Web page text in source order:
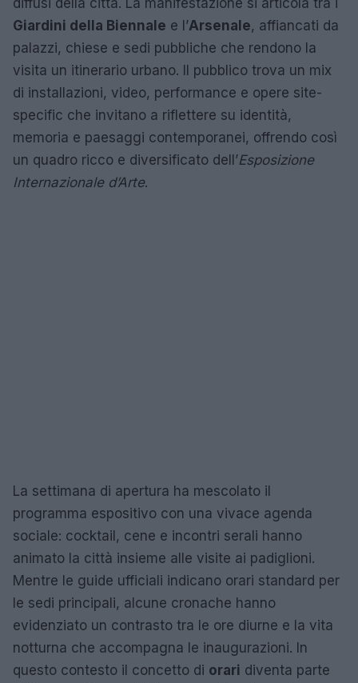
Giardini della Biennale e l’Arsenale, affiancati da
palazzi, chiese e sedi pubbliche che rendono la
visita un itinerario urbano. Il pubblico trova un mix
di installazioni, video, performance e opere site-
specific che invitano a riflettere su identità,
memoria e paesaggi contemporanei, offrendo così
un quadro ricco e diversificato dell’Esposizione
Internazionale d’Arte.
La settimana di apertura ha mescolato il
programma espositivo con una vivace agenda
sociale: cocktail, cene e incontri serali hanno
animato la città insieme alle visite ai padiglioni.
Mentre le guide ufficiali indicano orari standard per
le sedi principali, alcune cronache hanno
evidenziato un contrasto tra le ore diurne e la vita
notturna che accompagna le inaugurazioni. In
questo contesto il concetto di orari diventa parte